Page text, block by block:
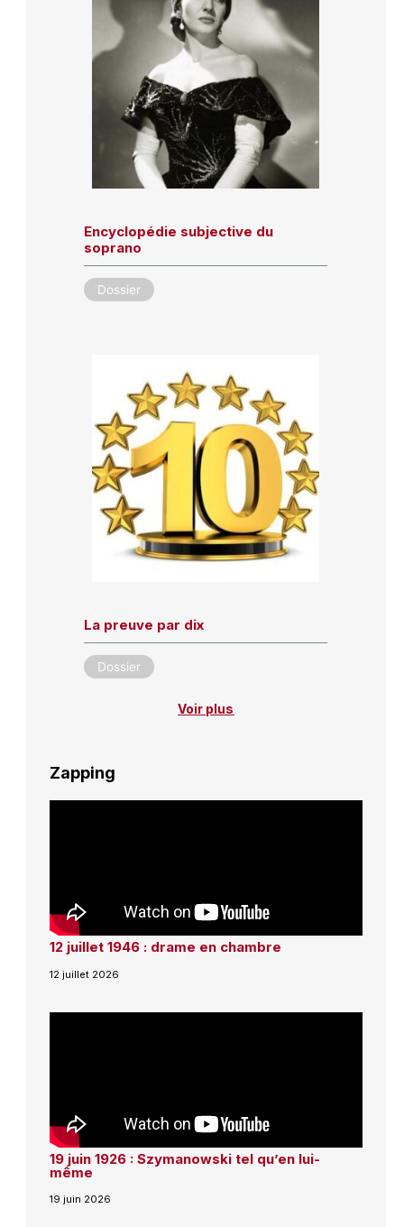
Encyclopédie subjective du
soprano
Dossier
La preuve par dix
Dossier
Voir plus
Zapping
12 juillet 1946 : drame en chambre
12 juillet 2026
19 juin 1926 : Szymanowski tel qu’en lui-
même
19 juin 2026